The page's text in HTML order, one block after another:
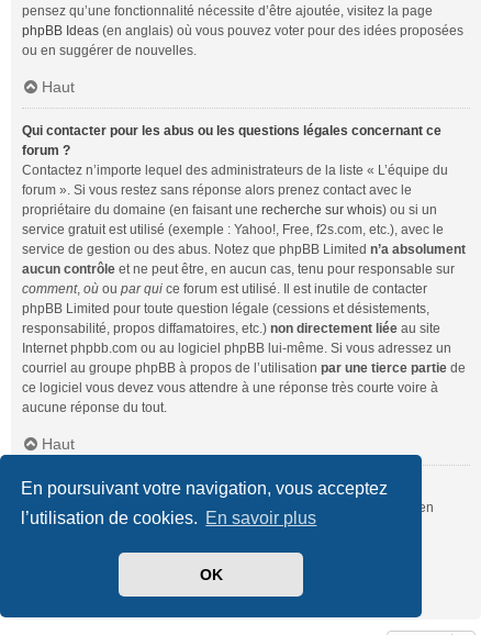
En poursuivant votre navigation, vous acceptez
l’utilisation de cookies. En savoir plus
OK
pensez qu’une fonctionnalité nécessite d’être ajoutée, visitez la page
phpBB Ideas (en anglais) où vous pouvez voter pour des idées proposées
ou en suggérer de nouvelles.
Haut
Qui contacter pour les abus ou les questions légales concernant ce
forum ?
Contactez n’importe lequel des administrateurs de la liste « L’équipe du
forum ». Si vous restez sans réponse alors prenez contact avec le
propriétaire du domaine (en faisant une recherche sur whois) ou si un
service gratuit est utilisé (exemple : Yahoo!, Free, f2s.com, etc.), avec le
service de gestion ou des abus. Notez que phpBB Limited n’a absolument
aucun contrôle et ne peut être, en aucun cas, tenu pour responsable sur
comment, où ou par qui ce forum est utilisé. Il est inutile de contacter
phpBB Limited pour toute question légale (cessions et désistements,
responsabilité, propos diffamatoires, etc.) non directement liée au site
Internet phpbb.com ou au logiciel phpBB lui-même. Si vous adressez un
courriel au groupe phpBB à propos de l’utilisation par une tierce partie de
ce logiciel vous devez vous attendre à une réponse très courte voire à
aucune réponse du tout.
Haut
Comment puis-je contacter un administrateur du forum ?
Pour l’ensemble des utilisateurs du forum, vous pouvez utiliser le lien
« Nous contacter », si ce dernier a été activé par un administrateur.